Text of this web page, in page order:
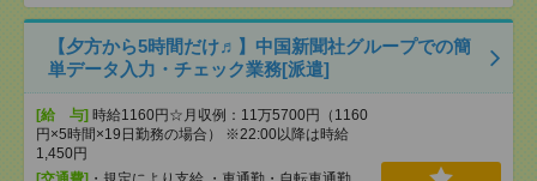
【夕方から5時間だけ♬】中国新聞社グループでの簡
単データ入力・チェック業務[派遣]
[給 与] 時給1160円☆月収例：11万5700円（1160
円×5時間×19日勤務の場合） ※22:00以降は時給
1,450円